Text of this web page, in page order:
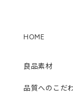
HOME
良品素材
品質へのこだ